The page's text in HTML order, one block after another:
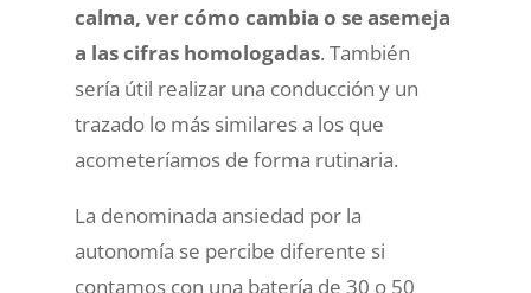
calma, ver cómo cambia o se asemeja
a las cifras homologadas. También
sería útil realizar una conducción y un
trazado lo más similares a los que
acometeríamos de forma rutinaria.
La denominada ansiedad por la
autonomía se percibe diferente si
contamos con una batería de 30 o 50